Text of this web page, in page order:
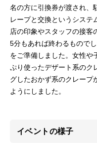
名の方に引換券が渡され、
レープと交換というシステ
店の印象やスタッフの接客
5分もあれば終わるもので
をご準備しました。女性や
ぷり使ったデザート系のク
グしたおかず系のクレープ
ようにしました。
イベントの様子